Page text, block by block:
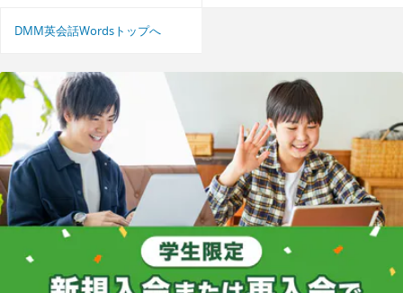
DMM英会話Wordsトップへ